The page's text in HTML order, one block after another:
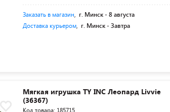
Заказать в магазин г. Минск -8 августа
Доставка курьером г. Минск -Завтра
Мягкая игрушка TY INC Леопард Livvie
(36367)
Код товара: 185715